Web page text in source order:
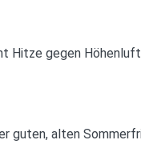
Hitze gegen
guten, alten